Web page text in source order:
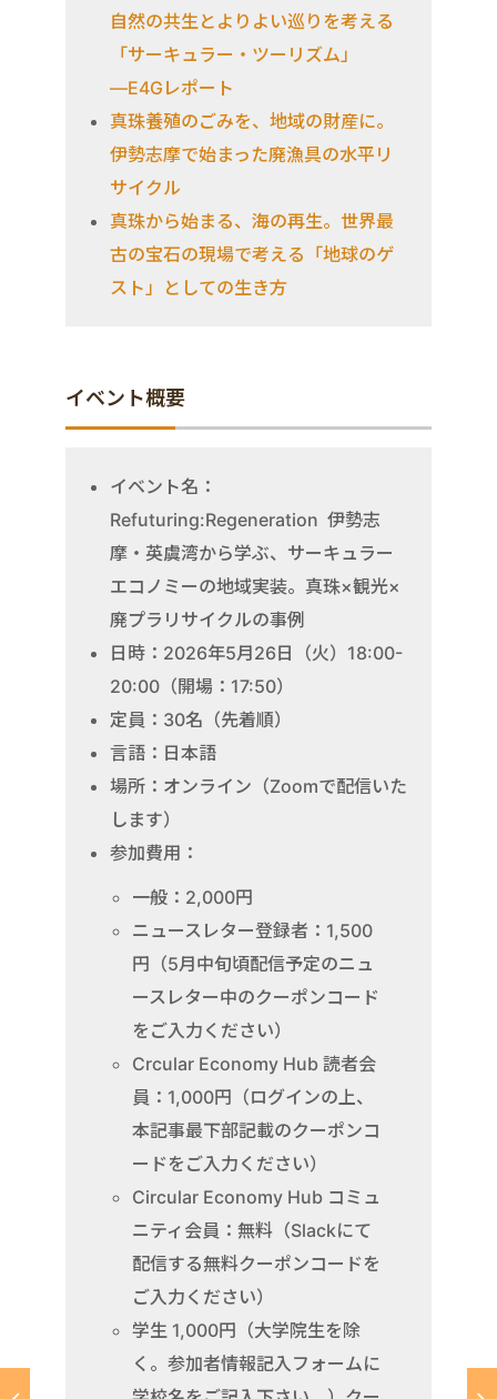
自然の共生とよりよい巡りを考える
「サーキュラー・ツーリズム」
―E4Gレポート
真珠養殖のごみを、地域の財産に。
伊勢志摩で始まった廃漁具の水平リ
サイクル
真珠から始まる、海の再生。世界最
古の宝石の現場で考える「地球のゲ
スト」としての生き方
イベント概要
イベント名：
Refuturing:Regeneration 伊勢志
摩・英虞湾から学ぶ、サーキュラー
エコノミーの地域実装。真珠×観光×
廃プラリサイクルの事例
日時：2026年5月26日（火）18:00-
20:00（開場：17:50）
定員：30名（先着順）
言語：日本語
場所：オンライン（Zoomで配信いた
します）
参加費用：
一般：2,000円
ニュースレター登録者：1,500
円（5月中旬頃配信予定のニュ
ースレター中のクーポンコード
をご入力ください）
Crcular Economy Hub 読者会
員：1,000円（ログインの上、
本記事最下部記載のクーポンコ
ードをご入力ください）
Circular Economy Hub コミュ
ニティ会員：無料（Slackにて
配信する無料クーポンコードを
ご入力ください）
学生 1,000円（大学院生を除
く。参加者情報記入フォームに